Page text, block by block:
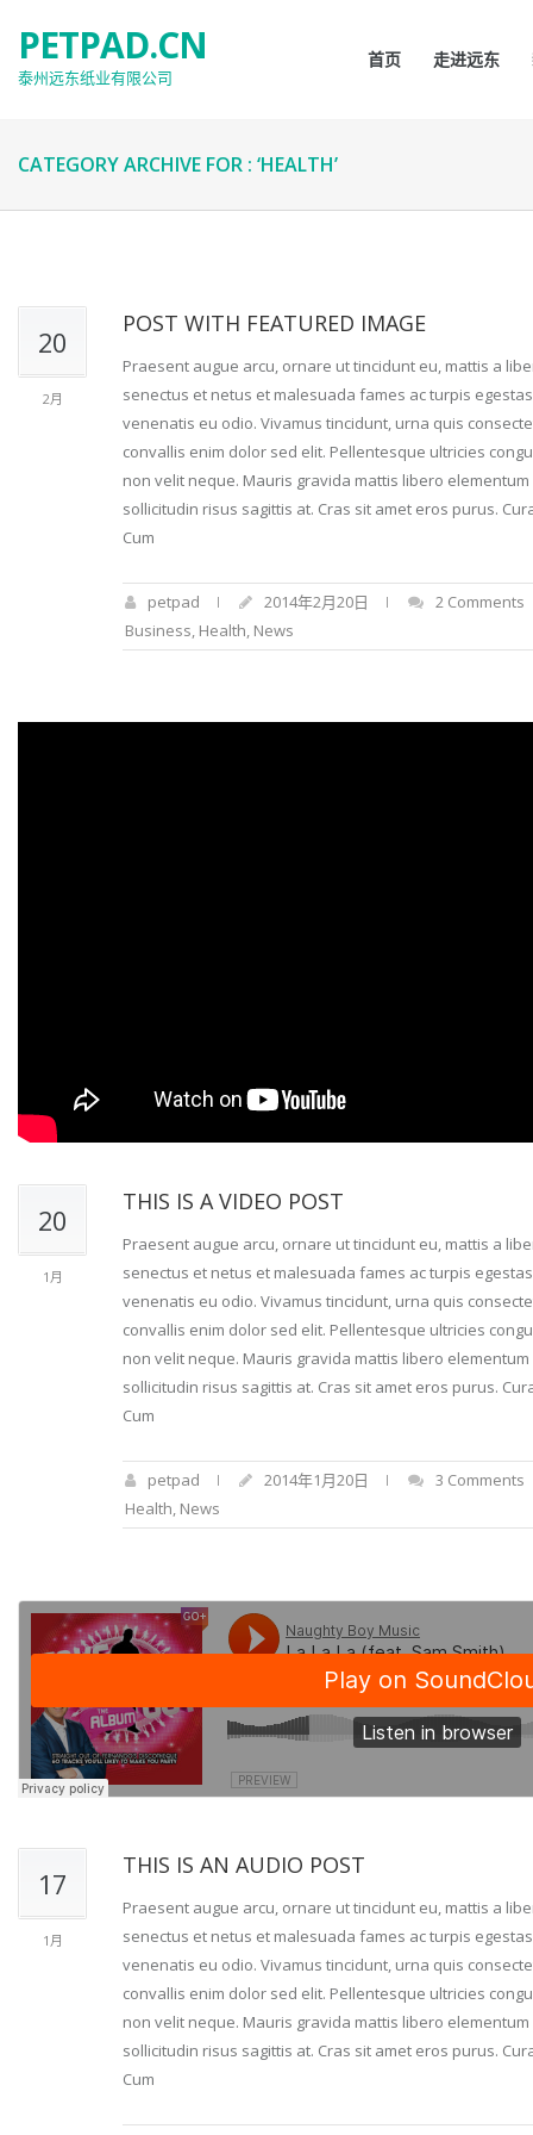
PETPAD.CN
泰州远东纸业有限公司
首页 走进远东
CATEGORY ARCHIVE FOR : ‘HEALTH’
20
2月
POST WITH FEATURED IMAGE
Praesent augue arcu, ornare ut tincidunt eu, mattis a
senectus et netus et malesuada fames ac turpis
venenatis eu odio. Vivamus tincidunt, urna quis
convallis enim dolor sed elit. Pellentesque ultricies
non velit neque. Mauris gravida mattis libero
sollicitudin risus sagittis at. Cras sit amet eros purus.
Cum
petpad 2014年2月20日
2 Comments
Business, Health, News
20
1月
THIS IS A VIDEO POST
Praesent augue arcu, ornare ut tincidunt eu, mattis a
senectus et netus et malesuada fames ac turpis
venenatis eu odio. Vivamus tincidunt, urna quis
convallis enim dolor sed elit. Pellentesque ultricies
non velit neque. Mauris gravida mattis libero
sollicitudin risus sagittis at. Cras sit amet eros purus.
Cum
petpad 2014年1月20日
3 Comments
Health News
17
1月
THIS IS AN AUDIO POST
Praesent augue arcu, ornare ut tincidunt eu, mattis a
senectus et netus et malesuada fames ac turpis
venenatis eu odio. Vivamus tincidunt, urna quis
convallis enim dolor sed elit. Pellentesque ultricies
non velit neque. Mauris gravida mattis libero
sollicitudin risus sagittis at. Cras sit amet eros purus.
Cum